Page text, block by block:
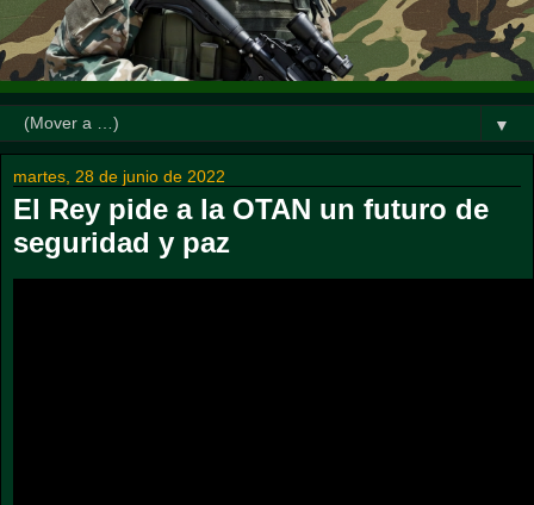
▼
martes, 28 de junio de 2022
El Rey pide a la OTAN un futuro de
seguridad y paz